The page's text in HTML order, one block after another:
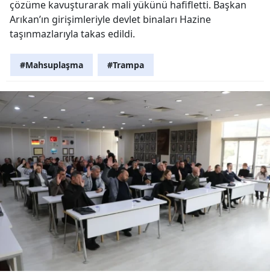
çözüme kavuşturarak mali yükünü hafifletti. Başkan
Arıkan’ın girişimleriyle devlet binaları Hazine
taşınmazlarıyla takas edildi.
#Mahsuplaşma #Trampa